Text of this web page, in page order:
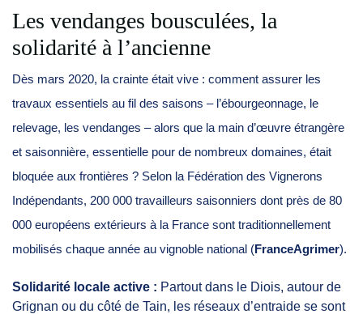
Les vendanges bousculées, la
solidarité à l’ancienne
Dès mars 2020, la crainte était vive : comment assurer les
travaux essentiels au fil des saisons – l’ébourgeonnage, le
relevage, les vendanges – alors que la main d’œuvre étrangère
et saisonnière, essentielle pour de nombreux domaines, était
bloquée aux frontières ? Selon la Fédération des Vignerons
Indépendants, 200 000 travailleurs saisonniers dont près de 80
000 européens extérieurs à la France sont traditionnellement
mobilisés chaque année au vignoble national (FranceAgrimer).
Solidarité locale active : Partout dans le Diois, autour de
Grignan ou du côté de Tain, les réseaux d’entraide se sont